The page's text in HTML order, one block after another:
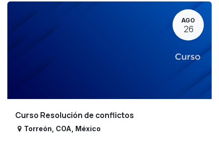
AGO
26
Curso Resolución de conflictos
Torreón COA México